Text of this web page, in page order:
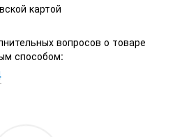
картой
вопросов о товаре
способом: